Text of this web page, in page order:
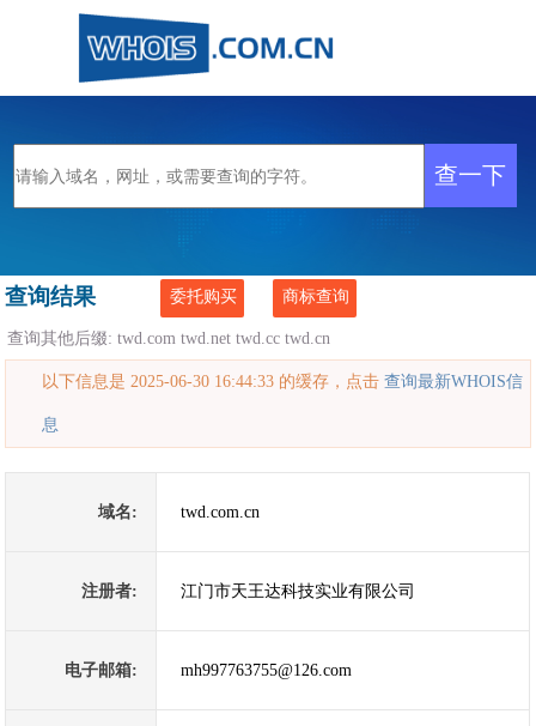
查询结果 委托购买 商标查询
查询其他后缀:twd.com twd.net twd.cc twd.cn
以下信息是 2025-06-30 16:44:33 的缓存，点击查询最新WHOIS信
息
域名: twd.com.cn
注册者: 江门市天王达科技实业有限公司
电子邮箱: mh997763755@126.com